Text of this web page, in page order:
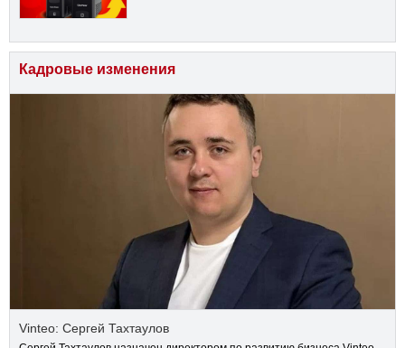
Кадровые изменения
Vinteo: Сергей Тахтаулов